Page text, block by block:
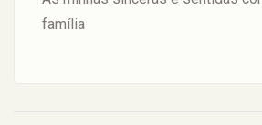
família